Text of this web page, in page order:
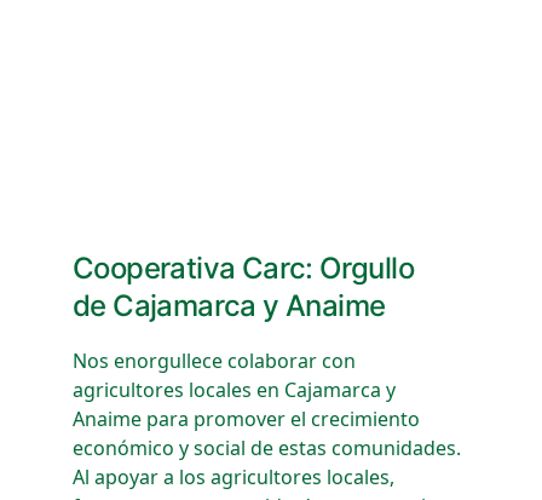
Cooperativa Carc: Orgullo
de Cajamarca y Anaime
Nos enorgullece colaborar con
agricultores locales en Cajamarca y
Anaime para promover el crecimiento
económico y social de estas comunidades.
Al apoyar a los agricultores locales,